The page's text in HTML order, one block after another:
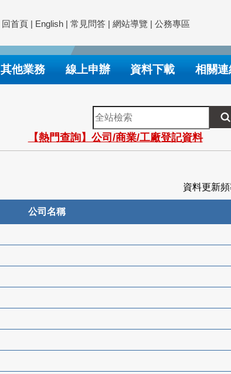
回首頁 | English | 常見問答 | 網站導覽 | 公務專區
其他業務 線上申辦 資料下載 相關連
全
站
檢
索
【熱門查詢】公司/商業/工廠登記資料
資料更新
公司名稱